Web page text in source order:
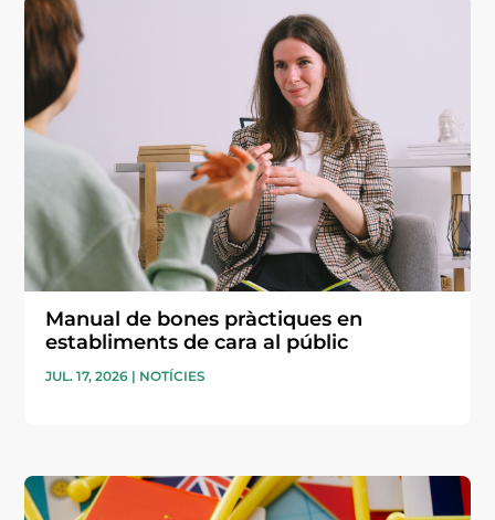
Manual de bones pràctiques en
establiments de cara al públic
JUL. 17, 2026 | NOTÍCIES